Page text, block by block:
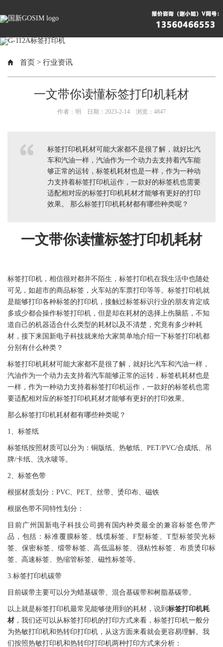
首页 > 行业资讯
一文带你读懂标签打印机耗材
作者：明 日期：2023-2-14 浏览： 4847
标签打印机耗材可能大家都不是很了解，就好比汽
车和汽油一样，汽油作为一个动力去支持着汽车能
够正常的运转，标签机耗材也是一样，作为一种动
力支持着标签打印机运作，一款好的标签机也需要
适配相对应的标签打印机耗材才能够有更好的打印
效果。 那么标签打印机耗材都有哪些种类呢？
一文带你读懂标签打印机耗材
标签打印机，相信很对都并不陌生， 标签打印机在我生活中也随处
可见，如超市的商品标签 ，火车站的车票打印等等。 标签打印机就
是能够打印各种标签的打印机 ，接触过标签标识行业的朋友肯定或
多或少都会操作标签打印机，但是却在耗材的选择上伤脑筋，不知
道自己的机器适合什么类型的耗材以及不清楚，究竟有多少种耗
材，接下来 国新电子科技就来给大家简单地介绍一下标签打印机都
分别有什么种类？
标签打印机耗材可能大家都不是很了解，就好比汽车和汽油一样，
汽油作为一个动力去支持着汽车能够正常的运转， 标签机耗材也是
一样，作为一种动力支持着标签打印机运作，一款好的标签机也需
要适配相对应的标签打印机耗材才能够有更好的打印效果。
那么标签打印机耗材都有哪些种类呢？
1、 标签纸
标签纸按照材质可以分为：铜版纸、 热敏纸 PET/PVC/合成纸 、吊
牌/卡纸 、洗水唛等。
2、 标签色带
根据材质划分： PVC PET 、丝带、烫印布、磁铁
根据色带不同特性划分：
目前广州 国新电子科技公司拥有国内种类最全的兼容标签色带产
品，包括：标准覆膜标签 、线缆标签 、F型标签 、T型标签荧光标
签 、保密标签 、缎带标签 、高低温标签 、强粘性标签 、布质烫印标
签 、高速标签 、热缩管标签 、磁性标签等。
3. 标签打印机碳带
目前碳带主要可以分为蜡基碳带 、混合基碳带和树脂基碳带。
以上就是标签打印机最常见能够使用到的耗材，说到 标签打印机耗
材 ，我们还可以从标签打印机的打印方式来看， 标签打印机一般分
为热敏打印机和热转印打印机 ，从这方面来看就会更容易理解。我
们按照热敏打印机和热转印打印机两种打印方式来分析：